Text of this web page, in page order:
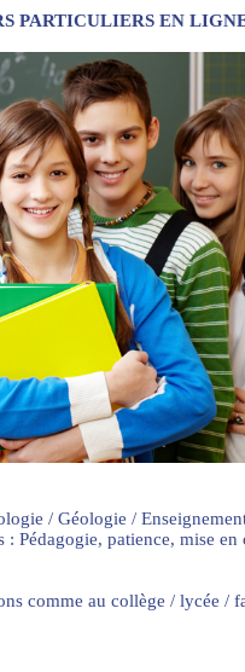
PARTICULIERS EN
/ Géologie /
Pédagogie, patience, mise
comme au collège / lycée /